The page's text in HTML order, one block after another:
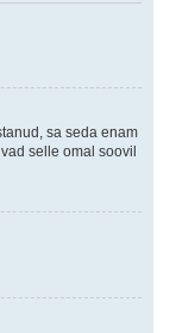
sa seda enam
selle omal soovil